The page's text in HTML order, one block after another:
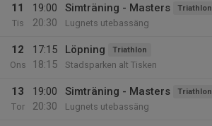
11
Tis
19:00
20:30
Simträning - Masters Triathlon
Lugnets utebassäng
12
Ons
17:15
18:15
Löpning Triathlon
Stadsparken alt Tisken
13
Tor
19:00
20:30
Simträning - Masters Triathlon
Lugnets utebassäng